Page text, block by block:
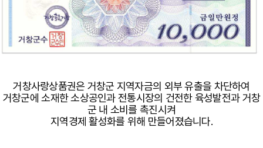
거창사랑상품권은 거창군 지역자금의 외부 유출을 차단하여
거창군에 소재한 소상공인과 전통시장의 건전한 육성발전과 거창
군 내 소비를 촉진시켜
지역경제 활성화를 위해 만들어졌습니다.